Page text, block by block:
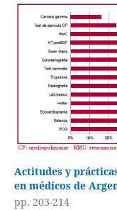
Actitudes y
en médicos de
pp. 203-214